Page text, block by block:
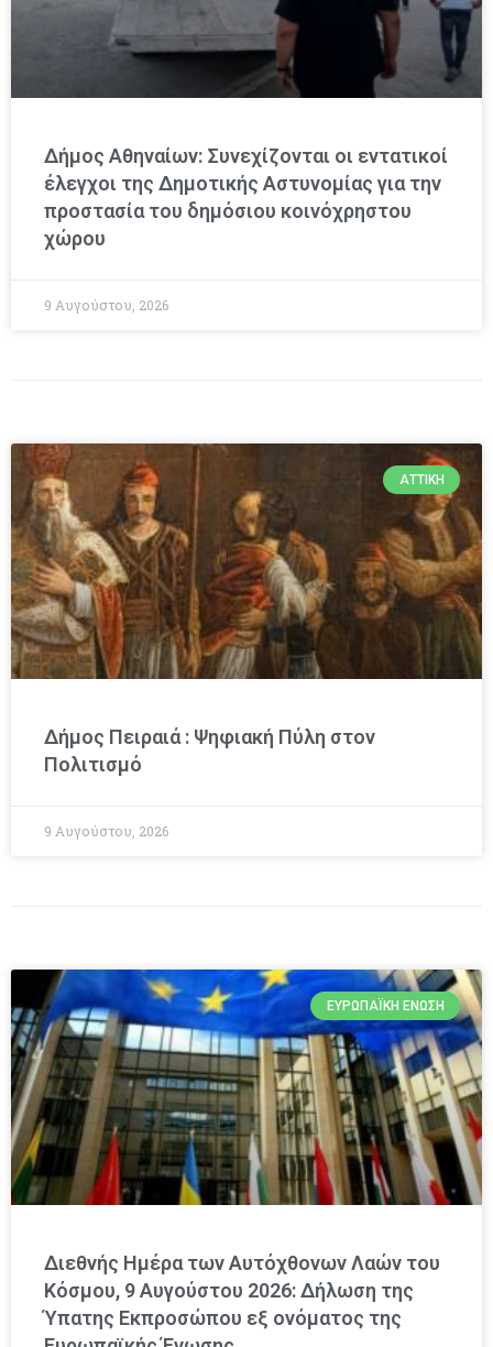
Δήμος Αθηναίων: Συνεχίζονται οι εντατικοί
έλεγχοι της Δημοτικής Αστυνομίας για την
προστασία του δημόσιου κοινόχρηστου
χώρου
9 Αυγούστου, 2026
ΑΤΤΙΚΉ
Δήμος Πειραιά : Ψηφιακή Πύλη στον
Πολιτισμό
9 Αυγούστου, 2026
ΕΥΡΩΠΑΪΚΉ ΈΝΩΣΗ
Διεθνής Ημέρα των Αυτόχθονων Λαών του
Κόσμου, 9 Αυγούστου 2026: Δήλωση της
Ύπατης Εκπροσώπου εξ ονόματος της